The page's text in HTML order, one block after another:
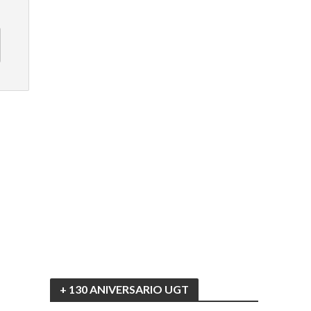
+ 130 ANIVERSARIO UGT